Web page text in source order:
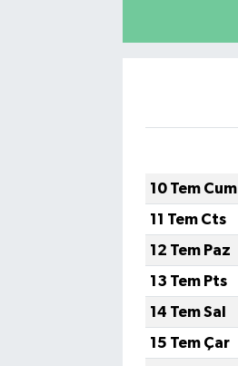
10 Tem Cum
11 Tem Cts
12 Tem Paz
13 Tem Pts
14 Tem Sal
15 Tem Çar